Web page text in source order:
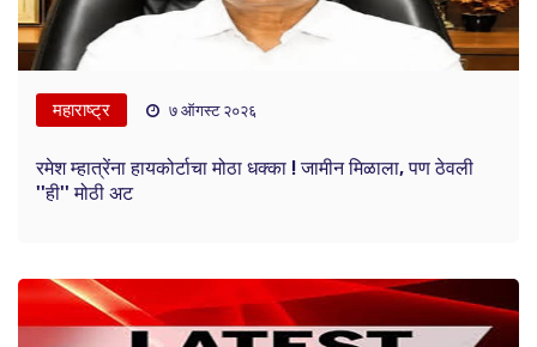
महाराष्ट्र ७ ऑगस्ट २०२६
रमेश म्हात्रेंना हायकोर्टाचा मोठा धक्का ! जामीन मिळाला, पण ठेवली
''ही'' मोठी अट